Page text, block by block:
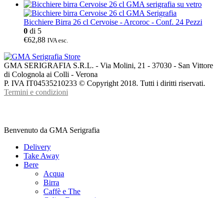
Bicchiere Birra 26 cl Cervoise - Arcoroc - Conf. 24 Pezzi
0 di 5
€62,88 IVA esc.
GMA SERIGRAFIA S.R.L. - Via Molini, 21 - 37030 - San Vittore
di Colognola ai Colli - Verona
P. IVA IT04535210233 © Copyright 2018. Tutti i diritti riservati.
Termini e condizioni
Benvenuto da GMA Serigrafia
Delivery
Take Away
Bere
Acqua
Birra
Caffè e The